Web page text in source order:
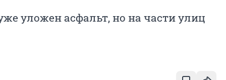
уложен асфальт, но на части улиц